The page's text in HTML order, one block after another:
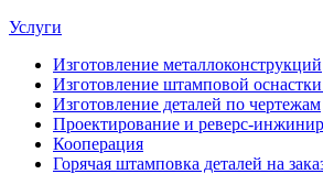
Услуги
Изготовление металлоконструкций
Изготовление штамповой
Изготовление деталей по чертежам
Проектирование и реверс-
Кооперация
Горячая штамповка деталей на